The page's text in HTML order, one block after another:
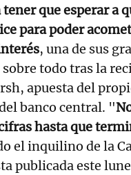
que esperar a
para poder
, una de sus
todo tras la
apuesta del
banco central. "
hasta que
el inquilino de la
publicada este